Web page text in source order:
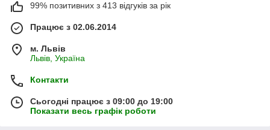
99% позитивних з 413 відгуків за рік
Працює з 02.06.2014
м. Львів
Львів, Україна
Контакти
Сьогодні працює з 09:00 до 19:00
Показати весь графік роботи